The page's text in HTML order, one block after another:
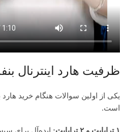
ظرفیت هارد اینترنال
یکی از اولین سوالات هنگام خرید
است.